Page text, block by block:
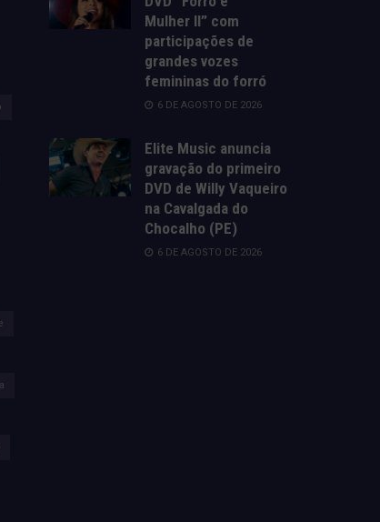
Mulher II” com
participações de
grandes vozes
femininas do forró
6 DE AGOSTO DE 2026
Elite Music anuncia
gravação do primeiro
DVD de Willy Vaqueiro
na Cavalgada do
Chocalho (PE)
6 DE AGOSTO DE 2026